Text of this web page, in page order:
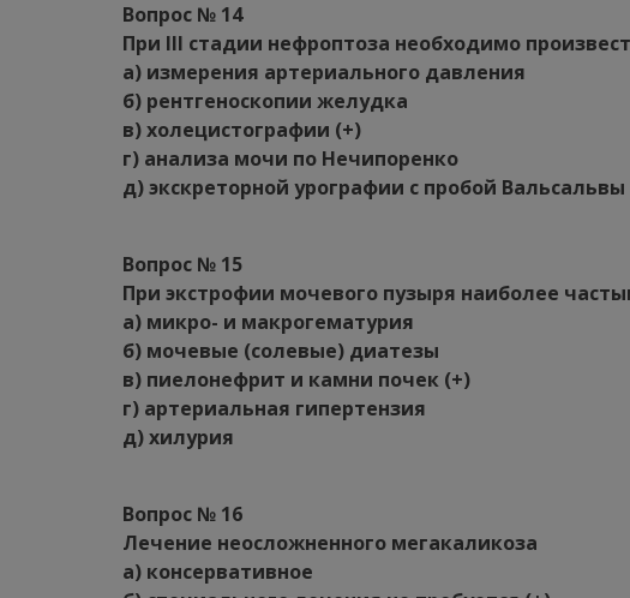
Вопрос № 14
При III стадии нефроптоза необходимо
а) измерения артериального давления
б) рентгеноскопии желудка
в) холецистографии (+)
г) анализа мочи по Нечипоренко
д) экскреторной урографии с пробой Вальсальвы
Вопрос № 15
При экстрофии мочевого пузыря наиболее
а) микро- и макрогематурия
б) мочевые (солевые) диатезы
в) пиелонефрит и камни почек (+)
г) артериальная гипертензия
д) хилурия
Вопрос № 16
Лечение неосложненного мегакаликоза
а) консервативное